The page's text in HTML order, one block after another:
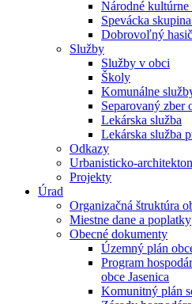
Národné kultúrne
Spevácka
Dobrovoľný
Služby
Služby v obci
Školy
Komunálne
Separovaný zber
Lekárska služba
Lekárska služba
Odkazy
Urbanisticko-
Projekty
Úrad
Organizačná štruktúra
Miestne dane a poplatky
Obecné dokumenty
Územný plán
Program
obce Jasenica
Komunitný plán